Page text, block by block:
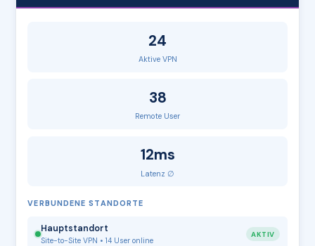
24
Aktive VPN
38
Remote User
12ms
Latenz ∅
VERBUNDENE STANDORTE
Hauptstandort
Site-to-Site VPN • 14 User online
AKTIV